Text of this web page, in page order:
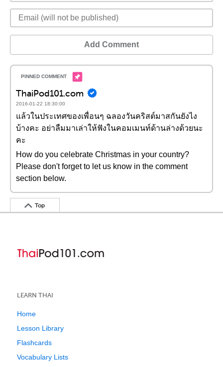
Add Comment
ThaiPod101.com
2016-01-22 18:30:00
แล้วในประเทศของเพื่อนๆ ฉลองวันคริสต์มาสกันยังไง
บ้างคะ อย่าลืมมาเล่าให้ฟังในคอมเมนท์ด้านล่างด้วยนะ
คะ
How do you celebrate Christmas in your country?
Please don't forget to let us know in the comment
section below.
Top
LEARN THAI
Home
Lesson Library
Flashcards
Vocabulary Lists